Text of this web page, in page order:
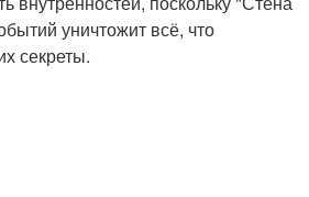
уничтожит всё, что
секреты.